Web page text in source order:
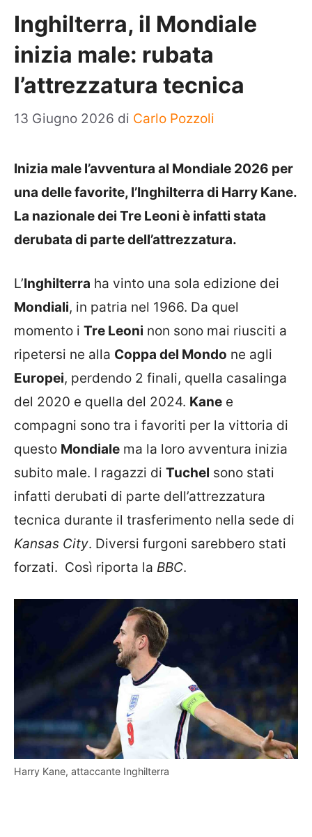
Inghilterra, il Mondiale
inizia male: rubata
l’attrezzatura tecnica
13 Giugno 2026 di Carlo Pozzoli
Inizia male l’avventura al Mondiale 2026 per
una delle favorite, l’Inghilterra di Harry Kane.
La nazionale dei Tre Leoni è infatti stata
derubata di parte dell’attrezzatura.
L’Inghilterra ha vinto una sola edizione dei
Mondiali, in patria nel 1966. Da quel
momento i Tre Leoni non sono mai riusciti a
ripetersi ne alla Coppa del Mondo ne agli
Europei, perdendo 2 finali, quella casalinga
del 2020 e quella del 2024. Kane e
compagni sono tra i favoriti per la vittoria di
questo Mondiale ma la loro avventura inizia
subito male. I ragazzi di Tuchel sono stati
infatti derubati di parte dell’attrezzatura
tecnica durante il trasferimento nella sede di
Kansas City. Diversi furgoni sarebbero stati
forzati. Così riporta la BBC.
Harry Kane, attaccante Inghilterra